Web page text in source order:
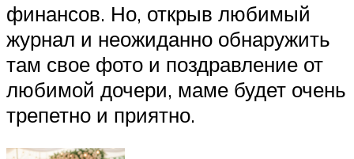
финансов. Но, открыв любимый
журнал и неожиданно обнаружить
там свое фото и поздравление от
любимой дочери, маме будет очень
трепетно и приятно.